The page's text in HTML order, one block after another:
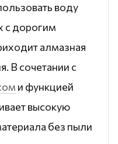
воду
с дорогим
алмазная
В сочетании с
и функцией
высокую
без пыли